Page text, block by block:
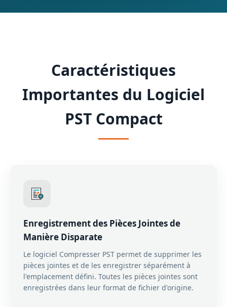
Caractéristiques
Importantes du Logiciel
PST Compact
Enregistrement des Pièces Jointes de
Manière Disparate
Le logiciel Compresser PST permet de supprimer les
pièces jointes et de les enregistrer séparément à
l'emplacement défini. Toutes les pièces jointes sont
enregistrées dans leur format de fichier d'origine.